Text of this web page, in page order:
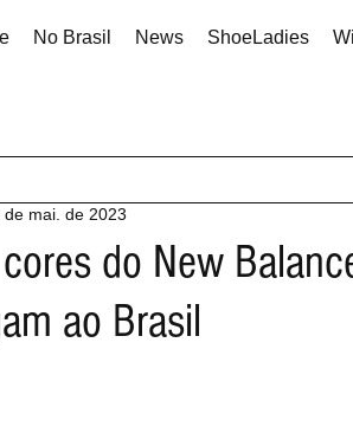
No Brasil News ShoeLadies
do New
ao Brasil
de mai. de 2023